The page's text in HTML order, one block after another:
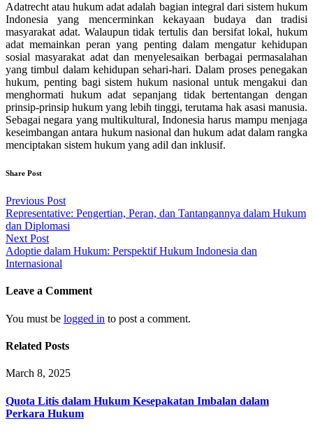
Adatrecht atau hukum adat adalah bagian integral dari sistem hukum
Indonesia yang mencerminkan kekayaan budaya dan tradisi
masyarakat adat. Walaupun tidak tertulis dan bersifat lokal, hukum
adat memainkan peran yang penting dalam mengatur kehidupan
sosial masyarakat adat dan menyelesaikan berbagai permasalahan
yang timbul dalam kehidupan sehari-hari. Dalam proses penegakan
hukum, penting bagi sistem hukum nasional untuk mengakui dan
menghormati hukum adat sepanjang tidak bertentangan dengan
prinsip-prinsip hukum yang lebih tinggi, terutama hak asasi manusia.
Sebagai negara yang multikultural, Indonesia harus mampu menjaga
keseimbangan antara hukum nasional dan hukum adat dalam rangka
menciptakan sistem hukum yang adil dan inklusif.
Share Post
Post
navigation
Previous Post
Representative: Pengertian, Peran, dan Tantangannya dalam Hukum
dan Diplomasi
Next Post
Adoptie dalam Hukum: Perspektif Hukum Indonesia dan
Internasional
Leave a Comment
You must be logged in to post a comment.
Related Posts
March 8, 2025
Quota Litis dalam Hukum Kesepakatan Imbalan dalam
Perkara Hukum